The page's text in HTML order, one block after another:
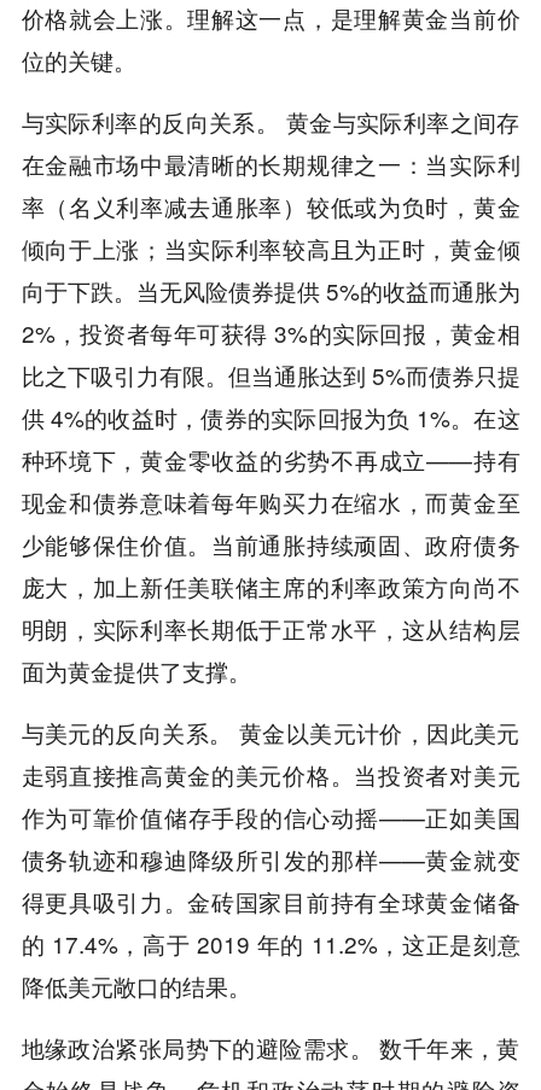
价格就会上涨。理解这一点，是理解黄金当前价
位的关键。
与实际利率的反向关系。 黄金与实际利率之间存
在金融市场中最清晰的长期规律之一：当实际利
率（名义利率减去通胀率）较低或为负时，黄金
倾向于上涨；当实际利率较高且为正时，黄金倾
向于下跌。当无风险债券提供 5%的收益而通胀为
2%，投资者每年可获得 3%的实际回报，黄金相
比之下吸引力有限。但当通胀达到 5%而债券只提
供 4%的收益时，债券的实际回报为负 1%。在这
种环境下，黄金零收益的劣势不再成立——持有
现金和债券意味着每年购买力在缩水，而黄金至
少能够保住价值。当前通胀持续顽固、政府债务
庞大，加上新任美联储主席的利率政策方向尚不
明朗，实际利率长期低于正常水平，这从结构层
面为黄金提供了支撑。
与美元的反向关系。 黄金以美元计价，因此美元
走弱直接推高黄金的美元价格。当投资者对美元
作为可靠价值储存手段的信心动摇——正如美国
债务轨迹和穆迪降级所引发的那样——黄金就变
得更具吸引力。金砖国家目前持有全球黄金储备
的 17.4%，高于 2019 年的 11.2%，这正是刻意
降低美元敞口的结果。
地缘政治紧张局势下的避险需求。 数千年来，黄